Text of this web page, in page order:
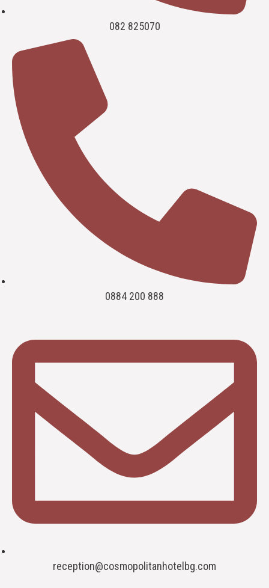
082 825070
0884 200 888
reception@cosmopolitanhotelbg.com